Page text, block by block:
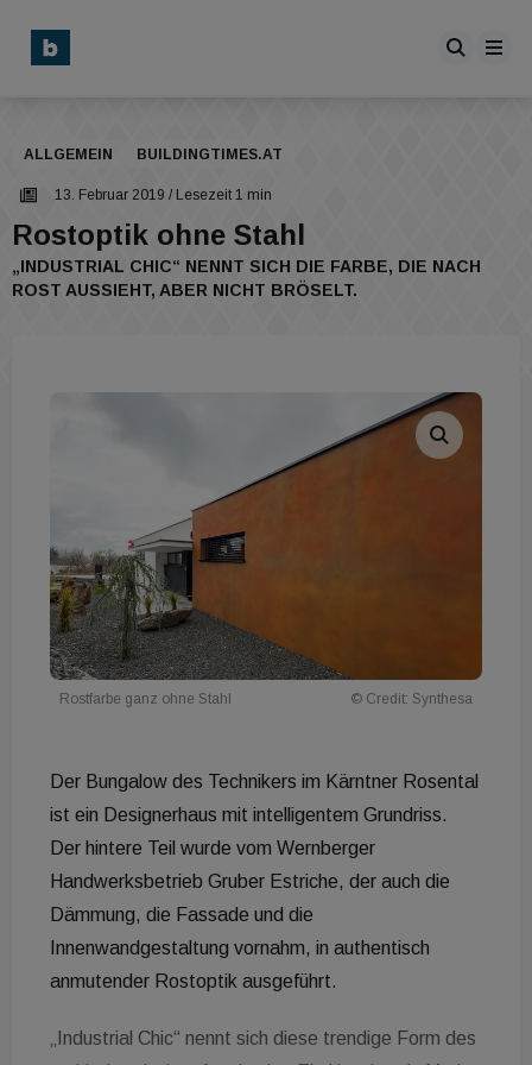
ALLGEMEIN BUILDINGTIMES.AT
13. Februar 2019 / Lesezeit 1 min
Rostoptik ohne Stahl
„INDUSTRIAL CHIC“ NENNT SICH DIE FARBE, DIE NACH
ROST AUSSIEHT, ABER NICHT BRÖSELT.
Rostfarbe ganz ohne Stahl © Credit: Synthesa
Der Bungalow des Technikers im Kärntner Rosental
ist ein Designerhaus mit intelligentem Grundriss.
Der hintere Teil wurde vom Wernberger
Handwerksbetrieb Gruber Estriche, der auch die
Dämmung, die Fassade und die
Innenwandgestaltung vornahm, in authentisch
anmutender Rostoptik ausgeführt.
„Industrial Chic“ nennt sich diese trendige Form des